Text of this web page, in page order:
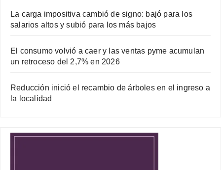
La carga impositiva cambió de signo: bajó para los
salarios altos y subió para los más bajos
El consumo volvió a caer y las ventas pyme acumulan
un retroceso del 2,7% en 2026
Reducción inició el recambio de árboles en el ingreso a
la localidad